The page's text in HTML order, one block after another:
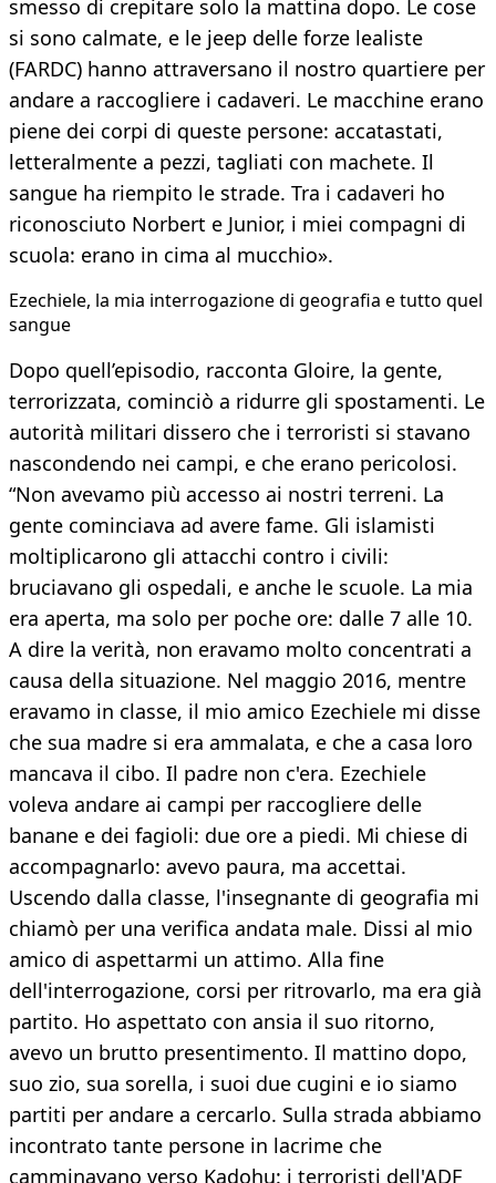
smesso di crepitare solo la mattina dopo. Le cose
si sono calmate, e le jeep delle forze lealiste
(FARDC) hanno attraversano il nostro quartiere per
andare a raccogliere i cadaveri. Le macchine erano
piene dei corpi di queste persone: accatastati,
letteralmente a pezzi, tagliati con machete. Il
sangue ha riempito le strade. Tra i cadaveri ho
riconosciuto Norbert e Junior, i miei compagni di
scuola: erano in cima al mucchio».
Ezechiele, la mia interrogazione di geografia e tutto quel
sangue
Dopo quell’episodio, racconta Gloire, la gente,
terrorizzata, cominciò a ridurre gli spostamenti. Le
autorità militari dissero che i terroristi si stavano
nascondendo nei campi, e che erano pericolosi.
“Non avevamo più accesso ai nostri terreni. La
gente cominciava ad avere fame. Gli islamisti
moltiplicarono gli attacchi contro i civili:
bruciavano gli ospedali, e anche le scuole. La mia
era aperta, ma solo per poche ore: dalle 7 alle 10.
A dire la verità, non eravamo molto concentrati a
causa della situazione. Nel maggio 2016, mentre
eravamo in classe, il mio amico Ezechiele mi disse
che sua madre si era ammalata, e che a casa loro
mancava il cibo. Il padre non c'era. Ezechiele
voleva andare ai campi per raccogliere delle
banane e dei fagioli: due ore a piedi. Mi chiese di
accompagnarlo: avevo paura, ma accettai.
Uscendo dalla classe, l'insegnante di geografia mi
chiamò per una verifica andata male. Dissi al mio
amico di aspettarmi un attimo. Alla fine
dell'interrogazione, corsi per ritrovarlo, ma era già
partito. Ho aspettato con ansia il suo ritorno,
avevo un brutto presentimento. Il mattino dopo,
suo zio, sua sorella, i suoi due cugini e io siamo
partiti per andare a cercarlo. Sulla strada abbiamo
incontrato tante persone in lacrime che
camminavano verso Kadohu: i terroristi dell'ADF